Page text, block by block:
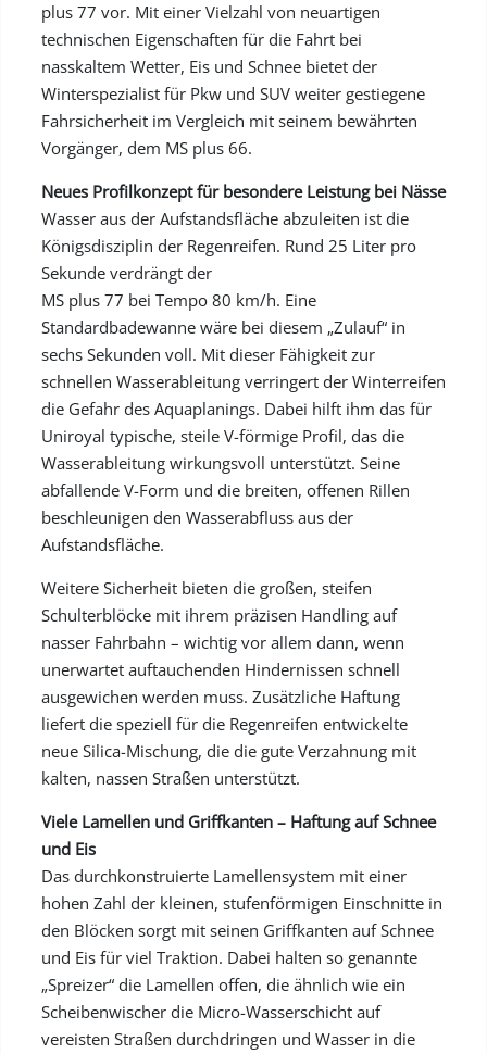
plus 77 vor. Mit einer Vielzahl von neuartigen
technischen Eigenschaften für die Fahrt bei
nasskaltem Wetter, Eis und Schnee bietet der
Winterspezialist für Pkw und SUV weiter gestiegene
Fahrsicherheit im Vergleich mit seinem bewährten
Vorgänger, dem MS plus 66.
Neues Profilkonzept für besondere Leistung bei Nässe
Wasser aus der Aufstandsfläche abzuleiten ist die
Königsdisziplin der Regenreifen. Rund 25 Liter pro
Sekunde verdrängt der
MS plus 77 bei Tempo 80 km/h. Eine
Standardbadewanne wäre bei diesem „Zulauf“ in
sechs Sekunden voll. Mit dieser Fähigkeit zur
schnellen Wasserableitung verringert der Winterreifen
die Gefahr des Aquaplanings. Dabei hilft ihm das für
Uniroyal typische, steile V-förmige Profil, das die
Wasserableitung wirkungsvoll unterstützt. Seine
abfallende V-Form und die breiten, offenen Rillen
beschleunigen den Wasserabfluss aus der
Aufstandsfläche.
Weitere Sicherheit bieten die großen, steifen
Schulterblöcke mit ihrem präzisen Handling auf
nasser Fahrbahn – wichtig vor allem dann, wenn
unerwartet auftauchenden Hindernissen schnell
ausgewichen werden muss. Zusätzliche Haftung
liefert die speziell für die Regenreifen entwickelte
neue Silica-Mischung, die die gute Verzahnung mit
kalten, nassen Straßen unterstützt.
Viele Lamellen und Griffkanten – Haftung auf Schnee
und Eis
Das durchkonstruierte Lamellensystem mit einer
hohen Zahl der kleinen, stufenförmigen Einschnitte in
den Blöcken sorgt mit seinen Griffkanten auf Schnee
und Eis für viel Traktion. Dabei halten so genannte
„Spreizer“ die Lamellen offen, die ähnlich wie ein
Scheibenwischer die Micro-Wasserschicht auf
vereisten Straßen durchdringen und Wasser in die